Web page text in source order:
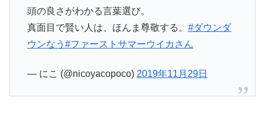
頭の良さがわかる言葉選び。
真面目で賢い人は、ほんま尊敬する。 #ダウンダ
ウンなう #ファーストサマーウイカさん
— にこ (@nicoyacopoco) 2019年11月29日